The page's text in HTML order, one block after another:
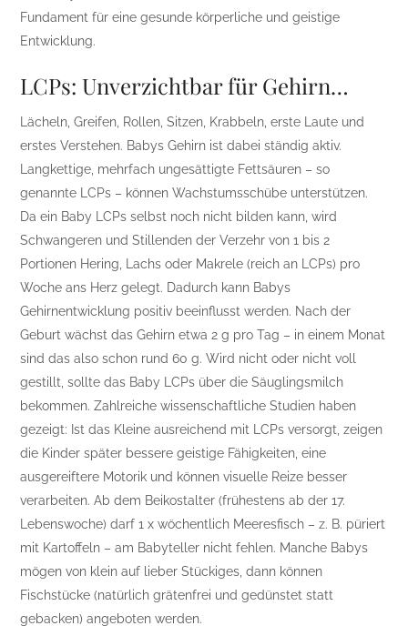
Fundament für eine gesunde körperliche und geistige
Entwicklung.
LCPs: Unverzichtbar für Gehirn…
Lächeln, Greifen, Rollen, Sitzen, Krabbeln, erste Laute und
erstes Verstehen. Babys Gehirn ist dabei ständig aktiv.
Langkettige, mehrfach ungesättigte Fettsäuren – so
genannte LCPs – können Wachstumsschübe unterstützen.
Da ein Baby LCPs selbst noch nicht bilden kann, wird
Schwangeren und Stillenden der Verzehr von 1 bis 2
Portionen Hering, Lachs oder Makrele (reich an LCPs) pro
Woche ans Herz gelegt. Dadurch kann Babys
Gehirnentwicklung positiv beeinflusst werden. Nach der
Geburt wächst das Gehirn etwa 2 g pro Tag – in einem Monat
sind das also schon rund 60 g. Wird nicht oder nicht voll
gestillt, sollte das Baby LCPs über die Säuglingsmilch
bekommen. Zahlreiche wissenschaftliche Studien haben
gezeigt: Ist das Kleine ausreichend mit LCPs versorgt, zeigen
die Kinder später bessere geistige Fähigkeiten, eine
ausgereiftere Motorik und können visuelle Reize besser
verarbeiten. Ab dem Beikostalter (frühestens ab der 17.
Lebenswoche) darf 1 x wöchentlich Meeresfisch – z. B. püriert
mit Kartoffeln – am Babyteller nicht fehlen. Manche Babys
mögen von klein auf lieber Stückiges, dann können
Fischstücke (natürlich grätenfrei und gedünstet statt
gebacken) angeboten werden.